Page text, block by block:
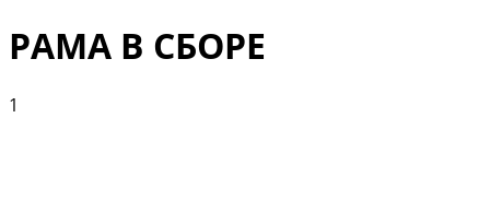
РАМА В СБОРЕ
1